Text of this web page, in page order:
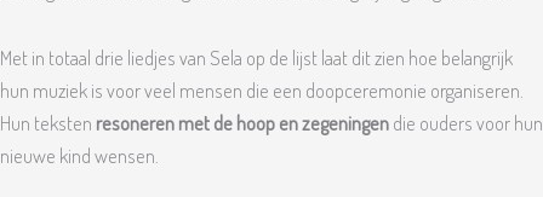
Met in totaal drie liedjes van Sela op de lijst laat dit zien hoe belangrijk
hun muziek is voor veel mensen die een doopceremonie organiseren.
Hun teksten resoneren met de hoop en zegeningendie ouders voor hun
nieuwe kind wensen.